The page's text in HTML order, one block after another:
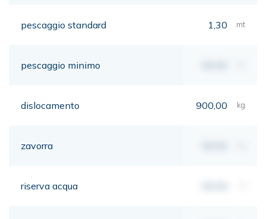
pescaggio standard 1,30 mt
pescaggio minimo
dislocamento 900,00 kg
zavorra
riserva acqua